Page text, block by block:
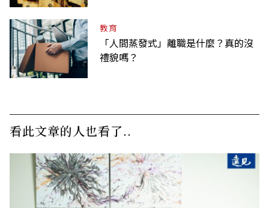
教育
「人間蒸發式」離職是什麼？真的沒
禮貌嗎？
看此文章的人也看了..